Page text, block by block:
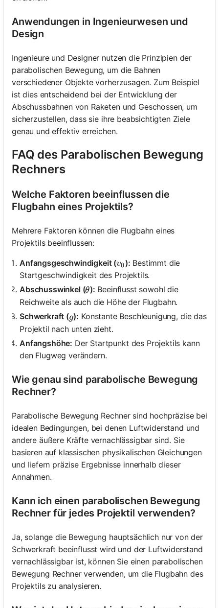
Anwendungen in Ingenieurwesen und
Design
Ingenieure und Designer nutzen die Prinzipien der
parabolischen Bewegung, um die Bahnen
verschiedener Objekte vorherzusagen. Zum Beispiel
ist dies entscheidend bei der Entwicklung der
Abschussbahnen von Raketen und Geschossen, um
sicherzustellen, dass sie ihre beabsichtigten Ziele
genau und effektiv erreichen.
FAQ des Parabolischen Bewegung
Rechners
Welche Faktoren beeinflussen die
Flugbahn eines Projektils?
Mehrere Faktoren können die Flugbahn eines
Projektils beeinflussen:
Anfangsgeschwindigkeit (v_0
v0): Bestimmt die
Startgeschwindigkeit des Projektils.
Abschusswinkel (\theta
θ): Beeinflusst sowohl die
Reichweite als auch die Höhe der Flugbahn.
Schwerkraft (g
g): Konstante Beschleunigung, die das
Projektil nach unten zieht.
Anfangshöhe: Der Startpunkt des Projektils kann
den Flugweg verändern.
Wie genau sind parabolische Bewegung
Rechner?
Parabolische Bewegung Rechner sind hochpräzise bei
idealen Bedingungen, bei denen Luftwiderstand und
andere äußere Kräfte vernachlässigbar sind. Sie
basieren auf klassischen physikalischen Gleichungen
und liefern präzise Ergebnisse innerhalb dieser
Annahmen.
Kann ich einen parabolischen Bewegung
Rechner für jedes Projektil verwenden?
Ja, solange die Bewegung hauptsächlich nur von der
Schwerkraft beeinflusst wird und der Luftwiderstand
vernachlässigbar ist, können Sie einen parabolischen
Bewegung Rechner verwenden, um die Flugbahn des
Projektils zu analysieren.